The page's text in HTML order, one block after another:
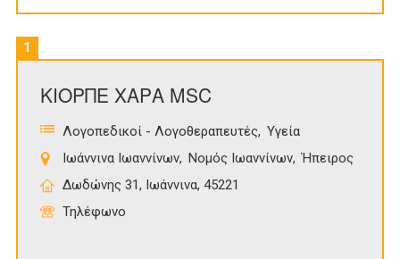
1
ΚΙΟΡΠΕ ΧΑΡΑ MSC
Λογοπεδικοί - Λογοθεραπευτές
Υγεία
Ιωάννινα Ιωαννίνων
Νομός Ιωαννίνων Ήπειρος
Δωδώνης 31, Ιωάννινα, 45221
Τηλέφωνο